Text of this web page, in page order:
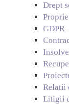
Drept
GDPR
Relatii
Litigii